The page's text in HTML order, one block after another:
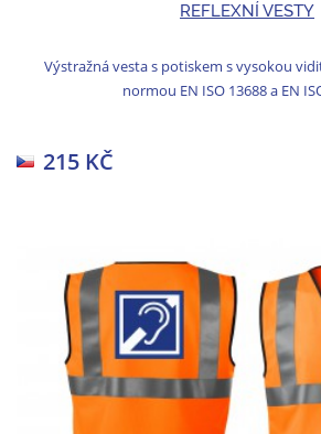
REFLEXNÍ VESTY
Výstražná vesta s potiskem s vysokou
normou EN ISO 13688 a EN
215 KČ